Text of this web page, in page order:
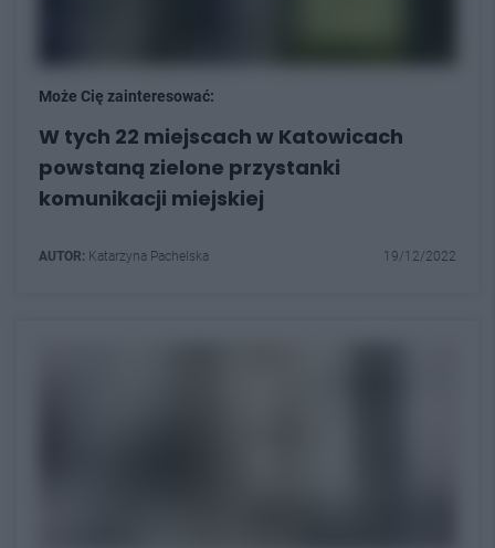
Może Cię zainteresować:
W tych 22 miejscach w Katowicach
powstaną zielone przystanki
komunikacji miejskiej
AUTOR: Katarzyna Pachelska 19/12/2022